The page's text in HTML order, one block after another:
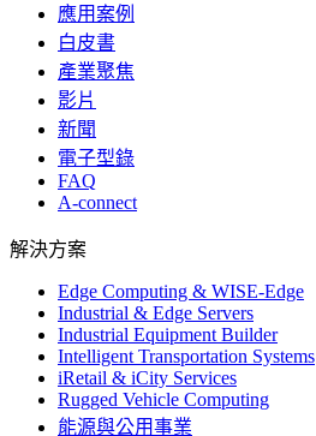
應用案例
白皮書
產業聚焦
影片
新聞
電子型錄
FAQ
A-connect
解決方案
Edge Computing & WISE-Edge
Industrial & Edge Servers
Industrial Equipment Builder
Intelligent Transportation Systems
iRetail & iCity Services
Rugged Vehicle Computing
能源與公用事業